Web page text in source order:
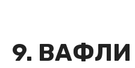
9. ВАФЛИ